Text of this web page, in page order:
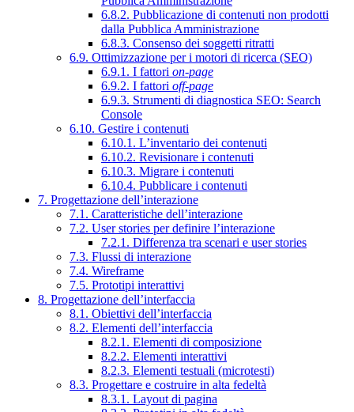
6.8.2. Pubblicazione di contenuti non prodotti
dalla Pubblica Amministrazione
6.8.3. Consenso dei soggetti ritratti
6.9. Ottimizzazione per i motori di ricerca (SEO)
6.9.1. I fattori on-page
6.9.2. I fattori off-page
6.9.3. Strumenti di diagnostica SEO: Search
Console
6.10. Gestire i contenuti
6.10.1. L’inventario dei contenuti
6.10.2. Revisionare i contenuti
6.10.3. Migrare i contenuti
6.10.4. Pubblicare i contenuti
7. Progettazione dell’interazione
7.1. Caratteristiche dell’interazione
7.2. User stories per definire l’interazione
7.2.1. Differenza tra scenari e user stories
7.3. Flussi di interazione
7.4. Wireframe
7.5. Prototipi interattivi
8. Progettazione dell’interfaccia
8.1. Obiettivi dell’interfaccia
8.2. Elementi dell’interfaccia
8.2.1. Elementi di composizione
8.2.2. Elementi interattivi
8.2.3. Elementi testuali (microtesti)
8.3. Progettare e costruire in alta fedeltà
8.3.1. Layout di pagina